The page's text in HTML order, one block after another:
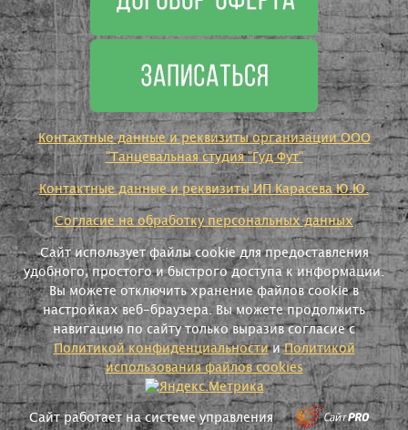
Контактные данные и реквизиты организации ООО
"Танцевальная студия "Гуд Фут"
Контактные данные и реквизиты ИП Карасева Ю.Ю.
Согласие на обработку персональных данных
Сайт использует файлы cookie для предоставления
удобного, простого и быстрого доступа к информации.
Вы можете отключить хранение файлов cookie в
настройках веб-браузера. Вы можете продолжить
навигацию по сайту только выразив согласие с
Политикой конфиденциальностииПолитикой
использования файлов cookies
Сайт работает на системе управления